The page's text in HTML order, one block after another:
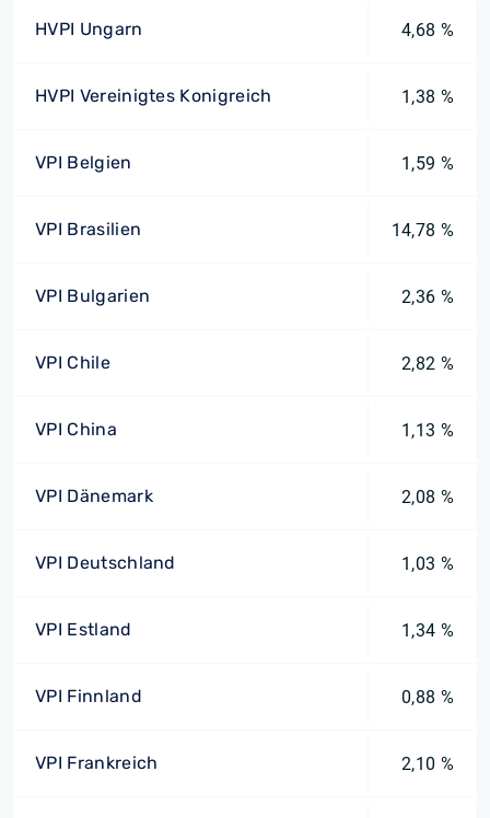
HVPI Ungarn 4,68 %
HVPI Vereinigtes Konigreich 1,38 %
VPI Belgien 1,59 %
VPI Brasilien 14,78 %
VPI Bulgarien 2,36 %
VPI Chile 2,82 %
VPI China 1,13 %
VPI Dänemark 2,08 %
VPI Deutschland 1,03 %
VPI Estland 1,34 %
VPI Finnland 0,88 %
VPI Frankreich 2,10 %